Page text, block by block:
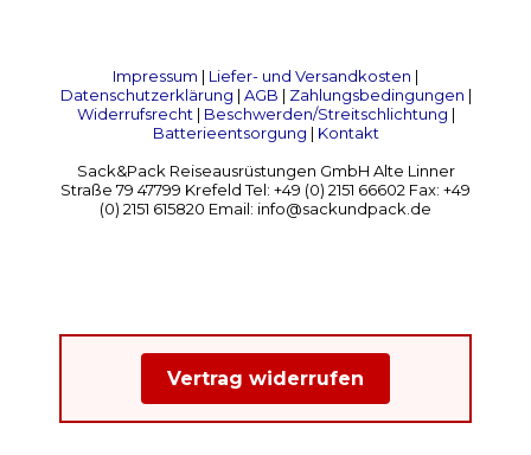
Impressum | Liefer- und Versandkosten |
Datenschutzerklärung | AGB | Zahlungsbedingungen |
Widerrufsrecht | Beschwerden/Streitschlichtung |
Batterieentsorgung | Kontakt
Sack&Pack Reiseausrüstungen GmbH Alte Linner
Straße 79 47799 Krefeld Tel: +49 (0) 2151 66602 Fax: +49
(0) 2151 615820 Email: info@sackundpack.de
Vertrag widerrufen